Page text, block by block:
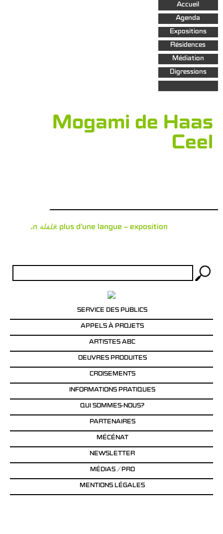
Aller au
contenu
principal
Accueil
Agenda
Expositions
Résidences
Médiation
Digressions
Mogami de Haas
Ceel
Qalqalah قلقلة: plus d’une langue – exposition
SERVICE DES PUBLICS
APPELS À PROJETS
ARTISTES ABC
OEUVRES PRODUITES
CROISEMENTS
INFORMATIONS PRATIQUES
QUI SOMMES-NOUS?
PARTENAIRES
MÉCÉNAT
NEWSLETTER
MÉDIAS / PRO
MENTIONS LÉGALES